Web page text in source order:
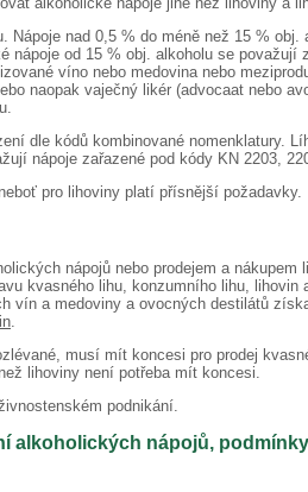
nad 0,5 % do méně než 15 % obj.
nápoje od 15 % obj. alkoholu se považují
víno nebo medovina nebo
naopak vaječný likér (advocaat nebo
dle kódů kombinované nomenklatury.
nápoje zařazené pod kódy KN 2203,
pro lihoviny platí přísnější požadavky.
nápojů nebo prodejem a nákupem
kvasného lihu, konzumního lihu, lihovin
vín a medoviny a ovocných destilátů
musí mít koncesi pro prodej
lihoviny není potřeba mít koncesi.
podnikání.
alkoholických nápojů,